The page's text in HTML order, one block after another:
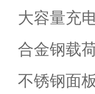
大容量充
合金钢载
不锈钢面